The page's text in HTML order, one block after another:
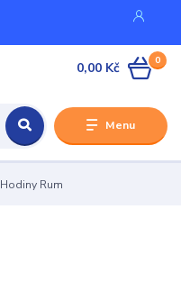
Menu
0
0,00 Kč
Hodiny Rum